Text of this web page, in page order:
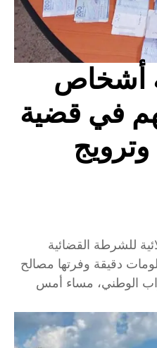
أشخاص
في قضية
وترويج
للشرطة القضائية
دقيقة وفرتها مصالح
الوطني، مساء أمس